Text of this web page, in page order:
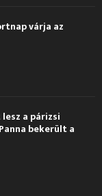
várja az
a párizsi
bekerült a